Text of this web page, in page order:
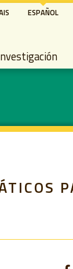
Pasar
principal
ESPAÑOL